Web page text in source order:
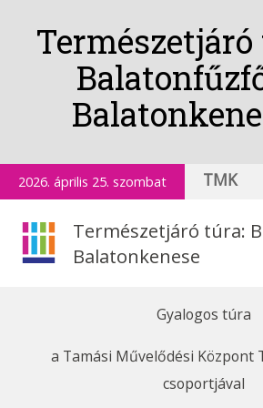
2026. április 25. szombat TMK
Természetjáró túra:
Balatonkenese
Gyalogos túra
a Tamási Művelődési Központ
csoportjával